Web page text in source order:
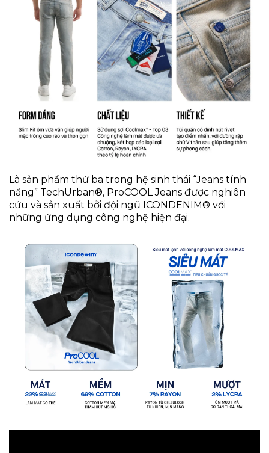
Là sản phẩm thứ ba trong hệ sinh thái “Jeans tính
năng” TechUrban®, ProCOOL Jeans được nghiên
cứu và sản xuất bởi đội ngũ ICONDENIM® với
những ứng dụng công nghệ hiện đại.